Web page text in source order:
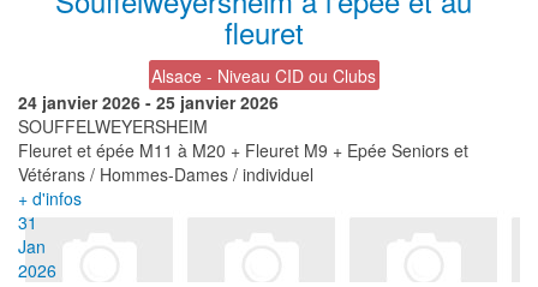
fleuret
Alsace - Niveau CID ou Clubs
24 janvier 2026 - 25 janvier 2026
SOUFFELWEYERSHEIM
Fleuret et épée M11 à M20 + Fleuret M9 + Epée Seniors et
Vétérans / Hommes-Dames / individuel
+ d'infos
31
Jan
2026